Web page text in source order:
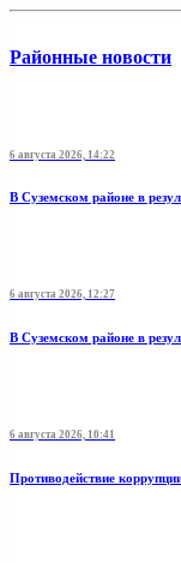
Районные новости
6 августа 2026, 14:22
В Суземском районе в
6 августа 2026, 12:27
В Суземском районе в
6 августа 2026, 10:41
Противодействие